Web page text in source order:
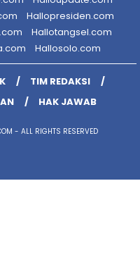
Hallopresiden.com
Hallotangsel.com
Hallosolo.com
TIM REDAKSI
HAK JAWAB
- ALL RIGHTS RESERVED